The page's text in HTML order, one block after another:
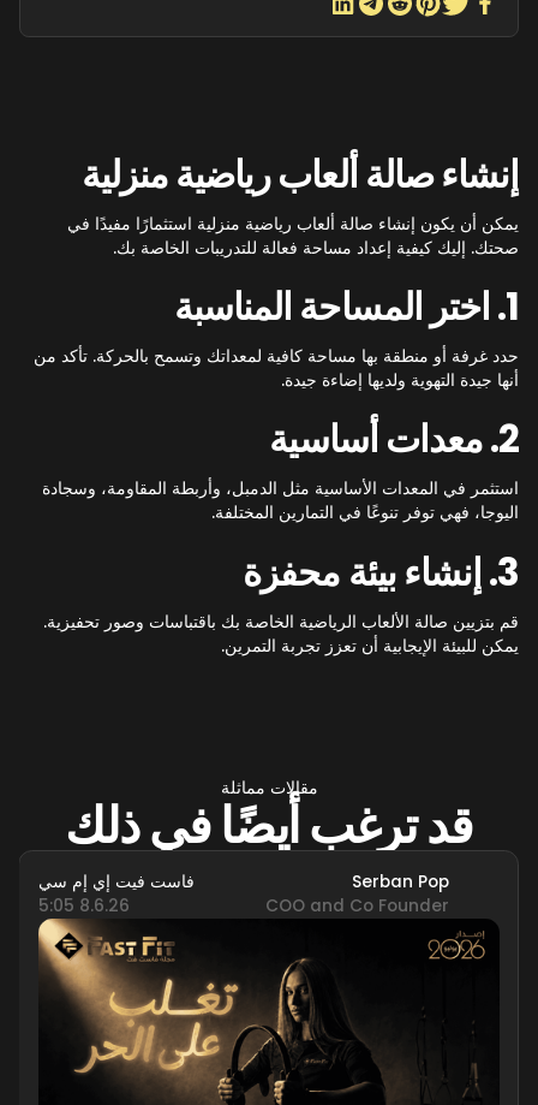
إنشاء صالة ألعاب رياضية منزلية
يمكن أن يكون إنشاء صالة ألعاب رياضية منزلية استثمارًا مفيدًا في
صحتك. إليك كيفية إعداد مساحة فعالة للتدريبات الخاصة بك.
1. اختر المساحة المناسبة
حدد غرفة أو منطقة بها مساحة كافية لمعداتك وتسمح بالحركة. تأكد من
أنها جيدة التهوية ولديها إضاءة جيدة.
2. معدات أساسية
استثمر في المعدات الأساسية مثل الدمبل، وأربطة المقاومة، وسجادة
اليوجا، فهي توفر تنوعًا في التمارين المختلفة.
3. إنشاء بيئة محفزة
قم بتزيين صالة الألعاب الرياضية الخاصة بك باقتباسات وصور تحفيزية.
يمكن للبيئة الإيجابية أن تعزز تجربة التمرين.
مقالات مماثلة
قد ترغب أيضًا في ذلك
Serban Pop
COO and Co Founder
فاست فيت إي إم سي
8.6.26 5:05